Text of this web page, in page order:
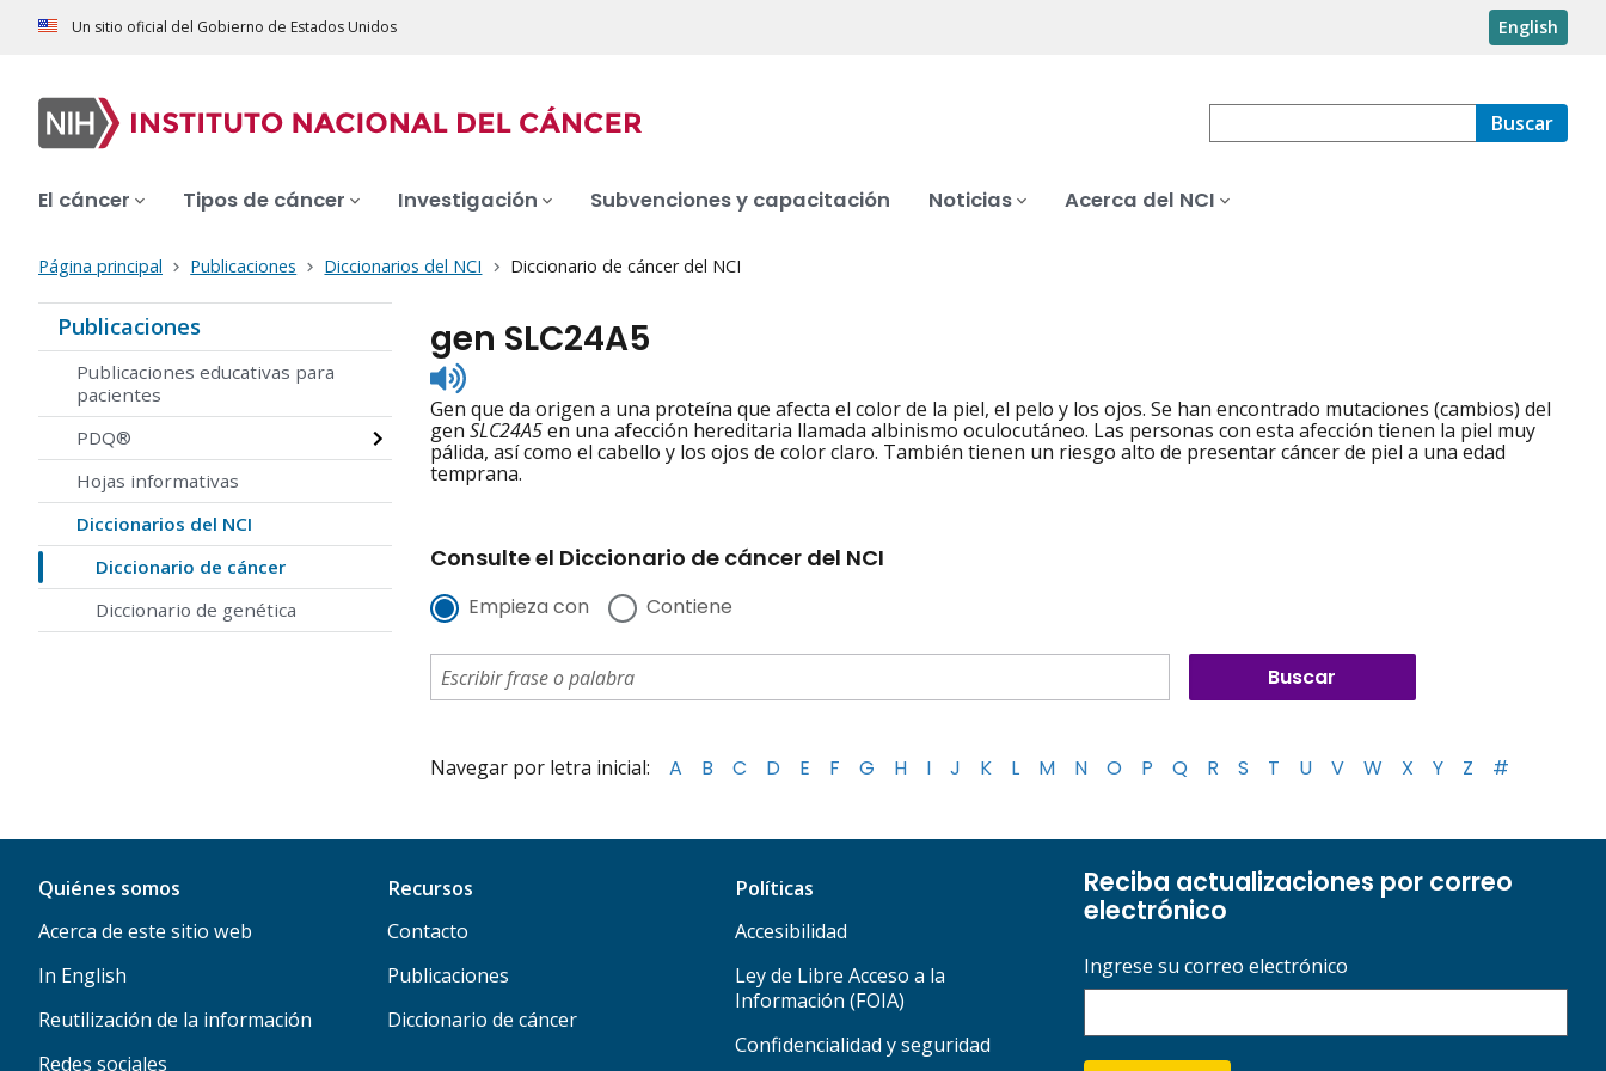
Un sitio oficial del Gobierno de Estados Unidos English
Buscar
El cáncer Tipos de cáncer Investigación Subvenciones y capacitación Noticias Acerca del NCI
Página principal Publicaciones Diccionarios del NCI Diccionario de cáncer del NCI
Publicaciones
Publicaciones educativas para
pacientes
PDQ®
Hojas informativas
Diccionarios del NCI
Diccionario de cáncer
Diccionario de genética
gen SLC24A5
Listen
to
pronunciation
Gen que da origen a una proteína que afecta el color de la piel, el pelo y los ojos. Se han encontrado mutaciones (cambios) del
gen SLC24A5en una afección hereditaria llamada albinismo oculocutáneo. Las personas con esta afección tienen la piel muy
pálida, así como el cabello y los ojos de color claro. También tienen un riesgo alto de presentar cáncer de piel a una edad
temprana.
Consulte el Diccionario de cáncer del NCI
Empieza con Contiene
Navegar por letra inicial: A B C D E F G H I J K L M N O P Q R S T U V W X Y Z #
Quiénes somos
Acerca de este sitio web
In English
Reutilización de la información
Redes sociales
Recursos
Contacto
Publicaciones
Diccionario de cáncer
Políticas
Accesibilidad
Ley de Libre Acceso a la
Información (FOIA)
Confidencialidad y seguridad
Reciba actualizaciones por correo
electrónico
Ingrese su correo electrónico